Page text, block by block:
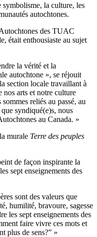
la culture, les
autochtones.
des TUAC
était enthousiaste au sujet
la vérité et la
autochtone », se réjouit
section locale travaillant à
nos arts et notre culture
reliés au passé, au
syndiqué(e)s, nous
au Canada. »
murale Terre des peuples
de façon inspirante la
sept enseignements des
sont des valeurs que
humilité, bravoure, sagesse
les sept enseignements des
faire vivre ces mots et
plus de sens?” »